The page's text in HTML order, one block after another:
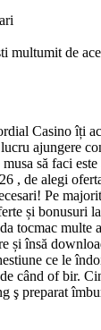
multumit de
Casino îți
ajungere
să faci
, de alegi
Pe
și bonusuri
tocmac multe
și însă
ce le
când of bir.
ş preparat